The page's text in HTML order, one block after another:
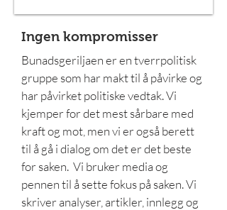
Ingen kompromisser
Bunadsgeriljaen er en tverrpolitisk
gruppe som har makt til å påvirke og
har påvirket politiske vedtak. Vi
kjemper for det mest sårbare med
kraft og mot, men vi er også berett
til å gå i dialog om det er det beste
for saken. Vi bruker media og
pennen til å sette fokus på saken. Vi
skriver analyser, artikler, innlegg og